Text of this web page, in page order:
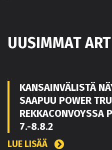
UUSIMMAT
KANSAINVÄLISTÄ
SAAPUU POWER
REKKACONVOYSSA
7.-8.8.2
LUE LISÄÄ